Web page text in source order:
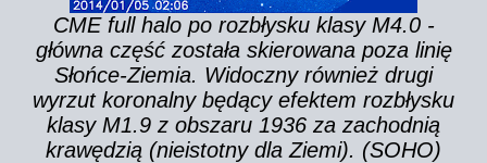
CME full halo po rozbłysku klasy M4.0 -
główna część została skierowana poza linię
Słońce-Ziemia. Widoczny również drugi
wyrzut koronalny będący efektem rozbłysku
klasy M1.9 z obszaru 1936 za zachodnią
krawędzią (nieistotny dla Ziemi). (SOHO)